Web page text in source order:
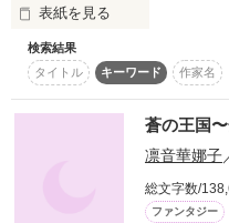
表紙を見る
向き合うには
勇気がいるんだ｡
離したくなくなるんだ｡
｢触れても…怒らない?｣
検索結果
タイトル
キーワード 作家名
蒼の王国
凛音華娜子
総文字数/
ファンタジー